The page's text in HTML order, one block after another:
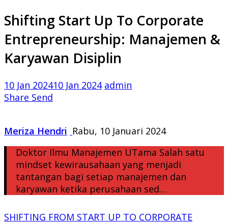
Shifting Start Up To Corporate
Entrepreneurship: Manajemen &
Karyawan Disiplin
10 Jan 202410 Jan 2024 admin
Share Send
Meriza Hendri Rabu, 10 Januari 2024
Doktor Ilmu Manajemen UTama Salah satu
mindset kewirausahaan yang menjadi
tantangan bagi setiap manajemen dan
karyawan ketika perusahaan sed…
SHIFTING FROM START UP TO CORPORATE